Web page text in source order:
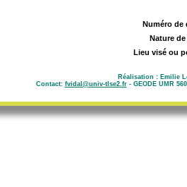
Numéro de
Nature
Lieu visé ou
Réalisation : Emilie
Contact: fvidal@univ-tlse2.fr- GEODE UMR